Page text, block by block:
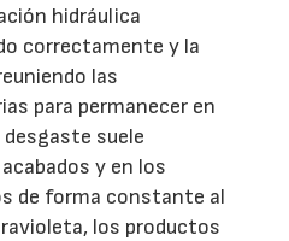
hidráulica
correctamente y la
las
para permanecer en
suele
y en los
de forma constante al
los productos